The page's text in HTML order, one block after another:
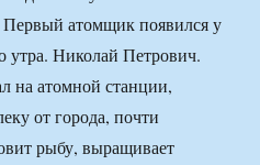
Первый атомщик появился у
утра. Николай Петрович.
на атомной станции,
от города, почти
рыбу, выращивает